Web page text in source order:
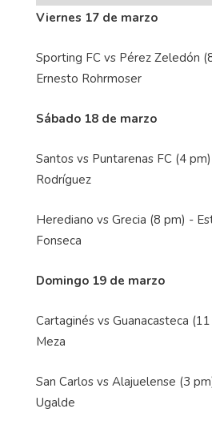
Viernes 17 de marzo
Sporting FC vs Pérez Zeledón
Ernesto Rohrmoser
Sábado 18 de marzo
Santos vs Puntarenas FC (4
Rodríguez
Herediano vs Grecia (8 pm) -
Fonseca
Domingo 19 de marzo
Cartaginés vs Guanacasteca
Meza
San Carlos vs Alajuelense (3
Ugalde